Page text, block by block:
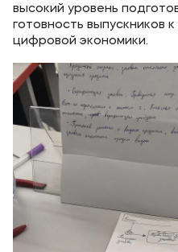
высокий уровень
готовность выпускников
цифровой экономики.